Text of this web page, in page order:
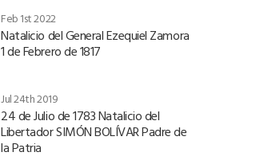
Feb 1st 2022
Natalicio del General Ezequiel Zamora
1 de Febrero de 1817
Jul 24th 2019
24 de Julio de 1783 Natalicio del
Libertador SIMÓN BOLÍVAR Padre de
la Patria